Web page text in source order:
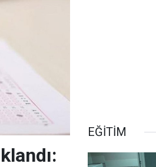
EĞİTİM